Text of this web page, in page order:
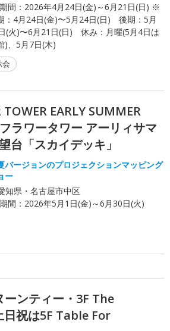
期間： 2026年4月24日(金)～6月21日(日) ※
：4月24日(金)〜5月24日(日) 後期：5月
(火)〜6月21日(日) 休み：月曜(5月4日は
)、5月7日(木)
会
EARLY SUMMER
ラワータワー アーリィサマ
台「スカイデッキ」
バージョンのプロジェクションマッピング
ー
知県・名古屋市中区
期間： 2026年5月1日(金)～6月30日(火)
ーンティー・3F The
祝は5F Table For